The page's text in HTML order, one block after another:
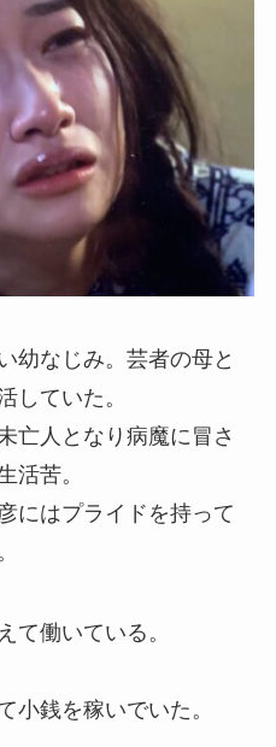
幼なじみ。芸者の母と
していた。
亡人となり病魔に冒さ
活苦。
にはプライドを持って
て働いている。
小銭を稼いでいた。